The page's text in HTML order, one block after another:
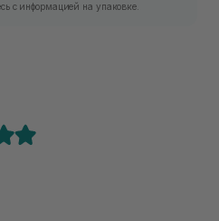
с информацией на упаковке.